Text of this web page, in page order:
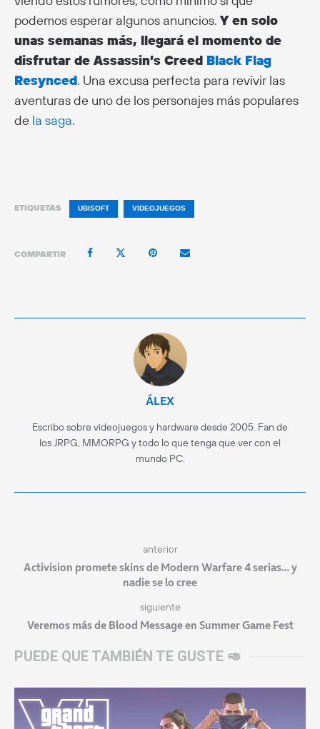
podemos esperar algunos anuncios.Y en solo
unas semanas más, llegará el momento de
disfrutar de Assassin’s Creed Black Flag
Resynced. Una excusa perfecta para revivir las
aventuras de uno de los personajes más populares
de la saga.
ETIQUETAS UBISOFT VIDEOJUEGOS
COMPARTIR
ÁLEX
Escribo sobre videojuegos y hardware desde 2005. Fan de
los JRPG, MMORPG y todo lo que tenga que ver con el
mundo PC.
anterior
Activision promete skins de Modern Warfare 4 serias… y
nadie se lo cree
siguiente
Veremos más de Blood Message en Summer Game Fest
PUEDE QUE TAMBIÉN TE GUSTE 🥑